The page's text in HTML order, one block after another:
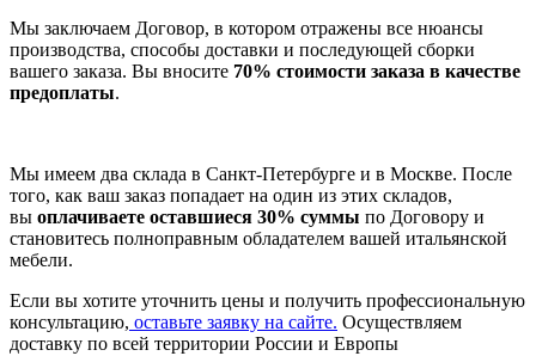
Мы заключаем Договор, в котором отражены все нюансы
производства, способы доставки и последующей сборки
вашего заказа. Вы вносите 70% стоимости заказа в качестве
предоплаты.
Мы имеем два склада в Санкт-Петербурге и в Москве. После
того, как ваш заказ попадает на один из этих складов,
вы оплачиваете оставшиеся 30% суммы по Договору и
становитесь полноправным обладателем вашей итальянской
мебели.
Если вы хотите уточнить цены и получить профессиональную
консультацию, оставьте заявку на сайте. Осуществляем
доставку по всей территории России и Европы